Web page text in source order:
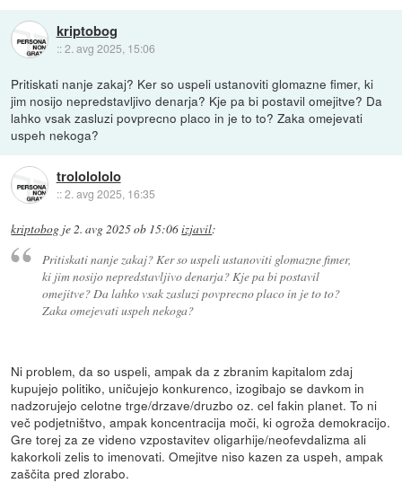
kriptobog
::2. avg 2025, 15:06
Pritiskati nanje zakaj? Ker so uspeli ustanoviti glomazne fimer, ki
jim nosijo nepredstavljivo denarja? Kje pa bi postavil omejitve? Da
lahko vsak zasluzi povprecno placo in je to to? Zaka omejevati
uspeh nekoga?
trololololo
::2. avg 2025, 16:35
kriptobog je2. avg 2025 ob 15:06izjavil:
Pritiskati nanje zakaj? Ker so uspeli ustanoviti glomazne fimer,
ki jim nosijo nepredstavljivo denarja? Kje pa bi postavil
omejitve? Da lahko vsak zasluzi povprecno placo in je to to?
Zaka omejevati uspeh nekoga?
Ni problem, da so uspeli, ampak da z zbranim kapitalom zdaj
kupujejo politiko, uničujejo konkurenco, izogibajo se davkom in
nadzorujejo celotne trge/drzave/druzbo oz. cel fakin planet. To ni
več podjetništvo, ampak koncentracija moči, ki ogroža demokracijo.
Gre torej za ze videno vzpostavitev oligarhije/neofevdalizma ali
kakorkoli zelis to imenovati. Omejitve niso kazen za uspeh, ampak
zaščita pred zlorabo.